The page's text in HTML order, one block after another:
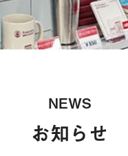
保険
NEWS
お知らせ